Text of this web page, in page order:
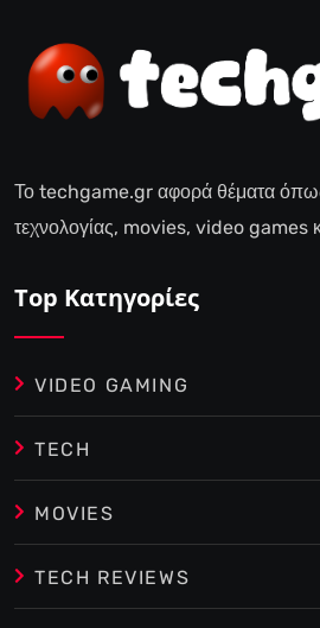
Το techgame.gr αφορά θέματα όπως
τεχνολογίας, movies, video games
Top Κατηγορίες
VIDEO GAMING
TECH
MOVIES
TECH REVIEWS